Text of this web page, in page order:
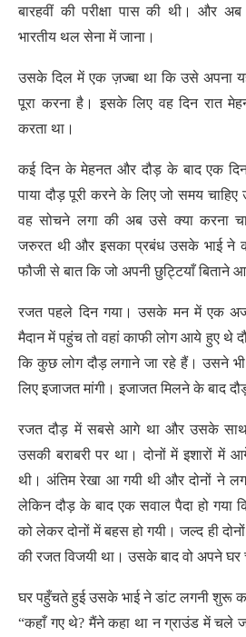
बारहवीं की परीक्षा पास की थी। और
भारतीय थल सेना में जाना।
उसके दिल में एक ज़ज्बा था कि उसे अपना
पूरा करना है। इसके लिए वह दिन रात
करता था।
कई दिन के मेहनत और दौड़ के बाद एक
पाया दौड़ पूरी करने के लिए जो समय
वह सोचने लगा की अब उसे क्या करना
जरुरत थी और इसका प्रबंध उसके भाई ने
फौजी से बात कि जो अपनी छुट्टियाँ बिताने
रजत पहले दिन गया। उसके मन में एक
मैदान में पहुंच तो वहां काफी लोग आये हुए थे
कि कुछ लोग दौड़ लगाने जा रहे हैं। उसने
लिए इजाजत मांगी। इजाजत मिलने के बाद
रजत दौड़ में सबसे आगे था और उसके साथ
उसकी बराबरी पर था। दोनों में इशारों में
थी। अंतिम रेखा आ गयी थी और दोनों ने
लेकिन दौड़ के बाद एक सवाल पैदा हो गया
को लेकर दोनों में बहस हो गयी। जल्द ही
की रजत विजयी था। उसके बाद वो अपने घर
घर पहुँचते हुई उसके भाई ने डांट लगनी शुरू
“कहाँ गए थे? मैंने कहा था न ग्राउंड में चले